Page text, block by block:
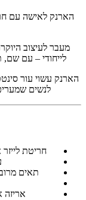
הארנק לאישה עם
מעבר לעיצוב
לייחודי – עם
הארנק עשוי עור
לנשים
חריטת
תאים